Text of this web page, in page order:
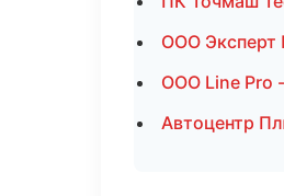
ООО Эксперт
ООО Line Pro
Автоцентр